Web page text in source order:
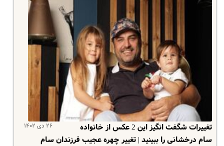
۲۶ دی ۱۴۰۲
تغییرات شگفت انگیز این 2 عکس از خانواده
سام درخشانی را ببینید | تغییر چهره عجیب فرزندان سام